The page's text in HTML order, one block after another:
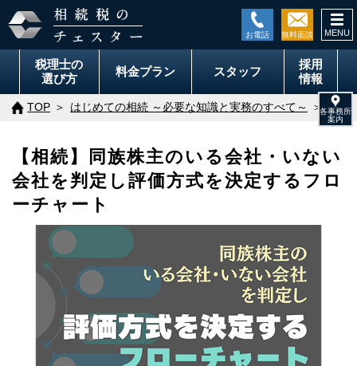
税理士の
選び方
料金プラン スタッフ
採用
情報
TOP はじめての相続 ～必要な知識と実務のすべて～ 非上
【相続】同族株主のいる会社・いない
会社を判定し評価方式を決定するフロ
ーチャート